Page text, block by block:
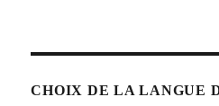
CHOIX DE LA LANGUE